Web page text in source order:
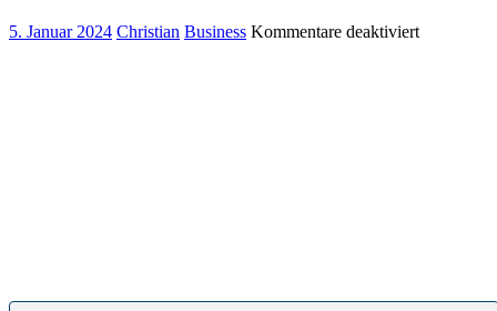
5. Januar 2024 Christian Business Kommentare deaktiviertfür